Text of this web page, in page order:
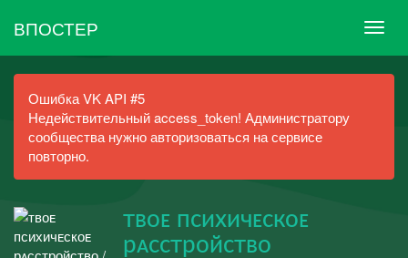
ВПОСТЕР
Ошибка VK API #5
Недействительный access_token! Администратору
сообщества нужно авторизоваться на сервисе
повторно.
твоᴇ психичᴇскоᴇ
рᴀсстройство